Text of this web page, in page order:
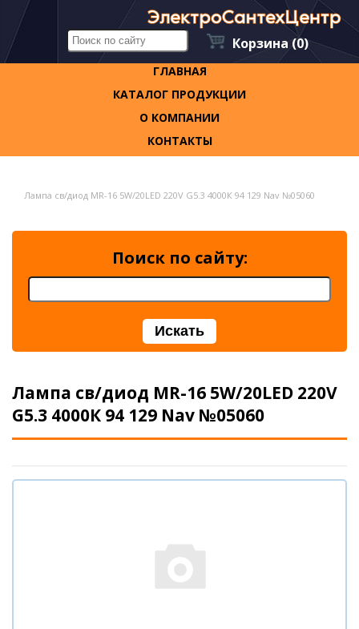
Корзина (0)
ГЛАВНАЯ
КАТАЛОГ ПРОДУКЦИИ
О КОМПАНИИ
КОНТАКТЫ
Лампа св/диод MR-16 5W/20LED 220V G5.3 4000К 94 129 Nav №05060
Поиск по сайту:
Лампа св/диод MR-16 5W/20LED 220V
G5.3 4000К 94 129 Nav №05060